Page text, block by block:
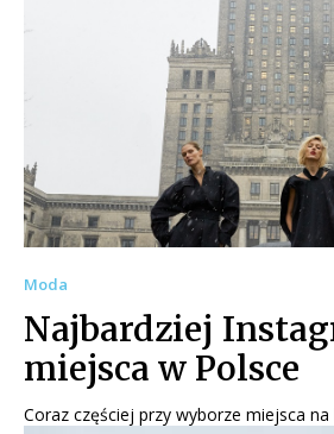
Moda
Najbardziej
miejsca w Polsce
Coraz częściej przy wyborze miejsca